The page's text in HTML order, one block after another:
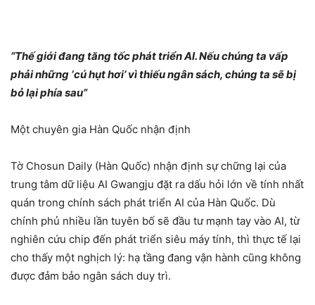
“Thế giới đang tăng tốc phát triển AI. Nếu chúng ta vấp
phải những ‘cú hụt hơi’ vì thiếu ngân sách, chúng ta sẽ bị
bỏ lại phía sau”
Một chuyên gia Hàn Quốc nhận định
Tờ Chosun Daily (Hàn Quốc) nhận định sự chững lại của
trung tâm dữ liệu AI Gwangju đặt ra dấu hỏi lớn về tính nhất
quán trong chính sách phát triển AI của Hàn Quốc. Dù
chính phủ nhiều lần tuyên bố sẽ đầu tư mạnh tay vào AI, từ
nghiên cứu chip đến phát triển siêu máy tính, thì thực tế lại
cho thấy một nghịch lý: hạ tầng đang vận hành cũng không
được đảm bảo ngân sách duy trì.